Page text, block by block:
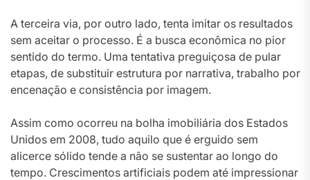
A terceira via, por outro lado, tenta imitar os resultados
sem aceitar o processo. É a busca econômica no pior
sentido do termo. Uma tentativa preguiçosa de pular
etapas, de substituir estrutura por narrativa, trabalho por
encenação e consistência por imagem.
Assim como ocorreu na bolha imobiliária dos Estados
Unidos em 2008, tudo aquilo que é erguido sem
alicerce sólido tende a não se sustentar ao longo do
tempo. Crescimentos artificiais podem até impressionar